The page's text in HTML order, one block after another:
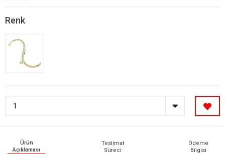
Renk
Ürün
Açıklaması
Teslimat
Süreci
Ödeme
Bilgisi